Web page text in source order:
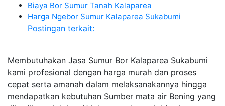
Biaya Bor Sumur Tanah Kalaparea
Harga Ngebor Sumur Kalaparea Sukabumi
Postingan terkait:
Membutuhakan Jasa Sumur Bor Kalaparea Sukabumi
kami profesional dengan harga murah dan proses
cepat serta amanah dalam melaksanakannya hingga
mendapatkan kebutuhan Sumber mata air Bening yang